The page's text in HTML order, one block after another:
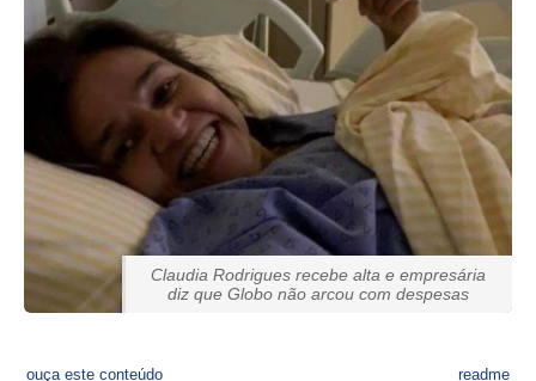
Claudia Rodrigues recebe alta e empresária
diz que Globo não arcou com despesas
ouça este conteúdo readme